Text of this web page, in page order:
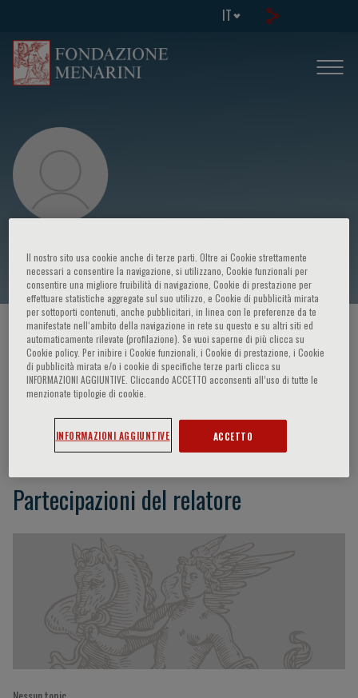
IT
Piergiuseppe Agostoni
HOME PAGE / CORSI ED EVENTI / RELATORE
Piergiuseppe Agostoni
Partecipazioni del relatore
Il nostro sito usa cookie anche di terze parti. Oltre ai Cookie strettamente
necessari a consentire la navigazione, si utilizzano, Cookie funzionali per
consentire una migliore fruibilità di navigazione, Cookie di prestazione per
effettuare statistiche aggregate sul suo utilizzo, e Cookie di pubblicità mirata
per sottoporti contenuti, anche pubblicitari, in linea con le preferenze da te
manifestate nell‘ambito della navigazione in rete su questo e su altri siti ed
automaticamente rilevate (profilazione). Se vuoi saperne di più clicca su
Cookie policy. Per inibire i Cookie funzionali, i Cookie di prestazione, i Cookie
di pubblicità mirata e/o i cookie di specifiche terze parti clicca su
INFORMAZIONI AGGIUNTIVE. Cliccando ACCETTO acconsenti all’uso di tutte le
menzionate tipologie di cookie.
INFORMAZIONI AGGIUNTIVE ACCETTO